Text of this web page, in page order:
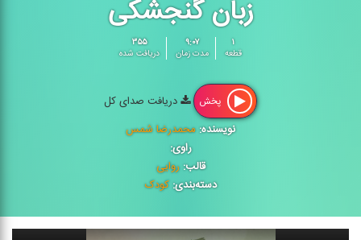
زبان گنجشکی
۱
قطعه
۹:۰۷
مدت زمان
۳۵۵
دریافت شده
پخش
دریافت صدای کل
نویسنده: محمدرضا شمس
راوی:
قالب: روایی
دسته‌بندی: کودک